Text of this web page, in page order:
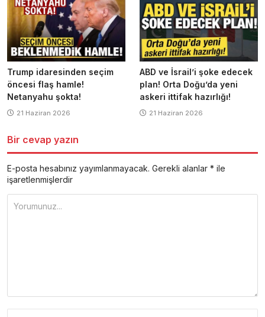
Trump idaresinden seçim
öncesi flaş hamle!
Netanyahu şokta!
21 Haziran 2026
ABD ve İsrail’i şoke edecek
plan! Orta Doğu’da yeni
askeri ittifak hazırlığı!
21 Haziran 2026
Bir cevap yazın
E-posta hesabınız yayımlanmayacak. Gerekli alanlar * ile
işaretlenmişlerdir